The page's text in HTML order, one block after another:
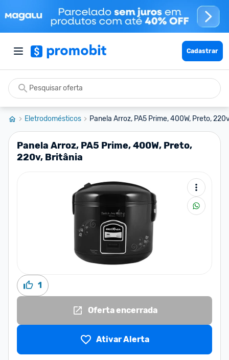
Cadastrar
Eletrodomésticos Panela Arroz, PA5 Prime, 400W, Preto,
Panela Arroz, PA5 Prime, 400W, Preto,
220v, Britânia
1
Oferta encerrada
Ativar Alerta